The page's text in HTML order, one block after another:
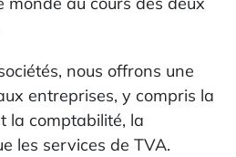
nous offrons une
entreprises, y compris la
la comptabilité, la
les services de TVA.